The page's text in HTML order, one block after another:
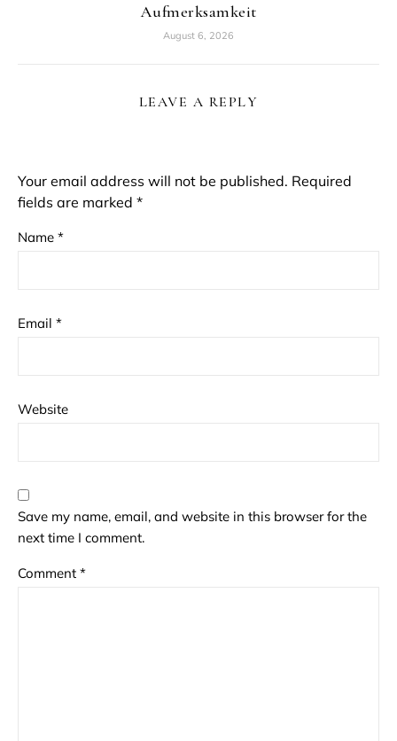
Aufmerksamkeit
August 6, 2026
LEAVE A REPLY
Your email address will not be published. Required
fields are marked *
Name *
Email *
Website
Save my name, email, and website in this browser for the
next time I comment.
Comment *